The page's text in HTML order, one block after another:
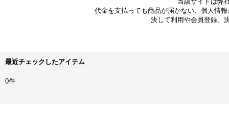
代金を支払っても商品が届かない、個人情
決して利用や会員登録、
最近チェックしたアイテム
0件